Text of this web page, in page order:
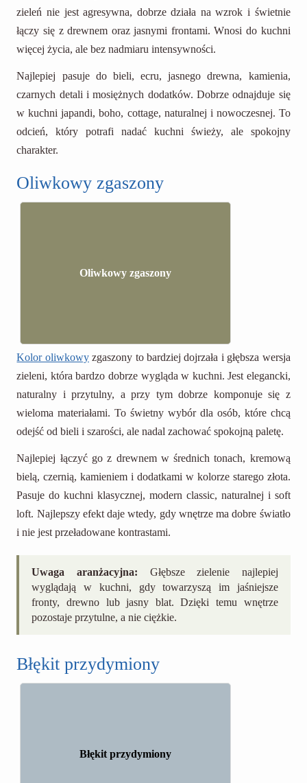
zieleń nie jest agresywna, dobrze działa na wzrok i świetnie
łączy się z drewnem oraz jasnymi frontami. Wnosi do kuchni
więcej życia, ale bez nadmiaru intensywności.
Najlepiej pasuje do bieli, ecru, jasnego drewna, kamienia,
czarnych detali i mosiężnych dodatków. Dobrze odnajduje się
w kuchni japandi, boho, cottage, naturalnej i nowoczesnej. To
odcień, który potrafi nadać kuchni świeży, ale spokojny
charakter.
Oliwkowy zgaszony
Oliwkowy zgaszony
Kolor oliwkowyzgaszony to bardziej dojrzała i głębsza wersja
zieleni, która bardzo dobrze wygląda w kuchni. Jest elegancki,
naturalny i przytulny, a przy tym dobrze komponuje się z
wieloma materiałami. To świetny wybór dla osób, które chcą
odejść od bieli i szarości, ale nadal zachować spokojną paletę.
Najlepiej łączyć go z drewnem w średnich tonach, kremową
bielą, czernią, kamieniem i dodatkami w kolorze starego złota.
Pasuje do kuchni klasycznej, modern classic, naturalnej i soft
loft. Najlepszy efekt daje wtedy, gdy wnętrze ma dobre światło
i nie jest przeładowane kontrastami.
Uwaga aranżacyjna: Głębsze zielenie najlepiej
wyglądają w kuchni, gdy towarzyszą im jaśniejsze
fronty, drewno lub jasny blat. Dzięki temu wnętrze
pozostaje przytulne, a nie ciężkie.
Błękit przydymiony
Błękit przydymiony